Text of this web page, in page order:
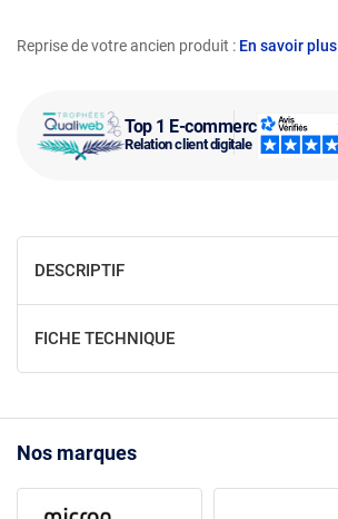
Top 1 E-commerce
Relation client digitale
Reprise de votre ancien produit : En savoir plus
DESCRIPTIF
FICHE TECHNIQUE
Nos marques